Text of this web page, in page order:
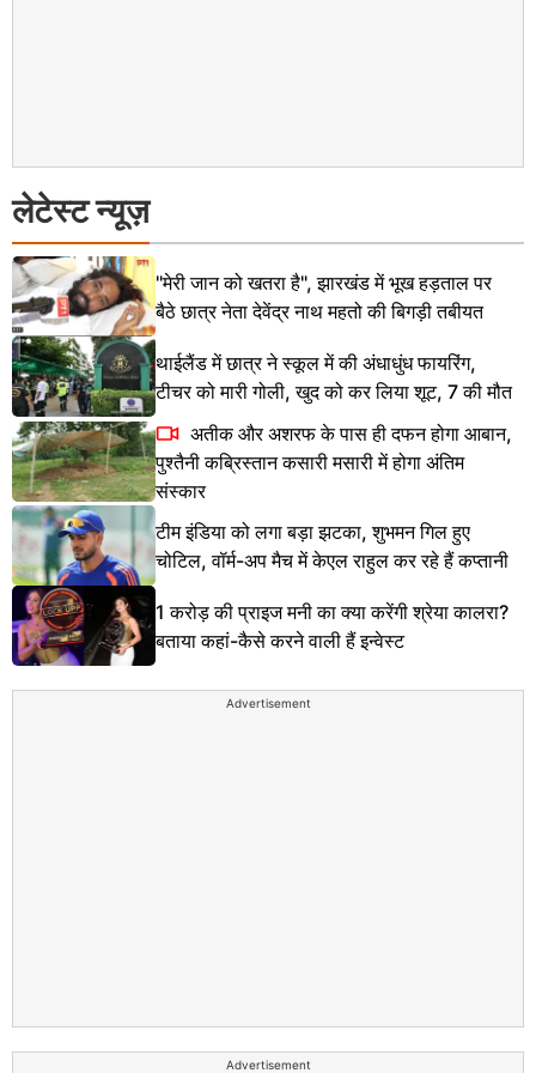
लेटेस्ट न्यूज़
"मेरी जान को खतरा है", झारखंड में भूख हड़ताल पर
बैठे छात्र नेता देवेंद्र नाथ महतो की बिगड़ी तबीयत
थाईलैंड में छात्र ने स्कूल में की अंधाधुंध फायरिंग,
टीचर को मारी गोली, खुद को कर लिया शूट, 7 की मौत
अतीक और अशरफ के पास ही दफन होगा आबान,
पुश्तैनी कब्रिस्तान कसारी मसारी में होगा अंतिम
संस्कार
टीम इंडिया को लगा बड़ा झटका, शुभमन गिल हुए
चोटिल, वॉर्म-अप मैच में केएल राहुल कर रहे हैं कप्तानी
1 करोड़ की प्राइज मनी का क्या करेंगी श्रेया कालरा?
बताया कहां-कैसे करने वाली हैं इन्वेस्ट
Advertisement
Advertisement